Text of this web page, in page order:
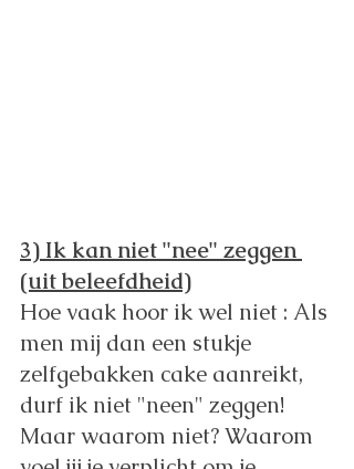
3) Ik kan niet "nee" zeggen
(uit beleefdheid)
Hoe vaak hoor ik wel niet : Als
men mij dan een stukje
zelfgebakken cake aanreikt,
durf ik niet "neen" zeggen!
Maar waarom niet? Waarom